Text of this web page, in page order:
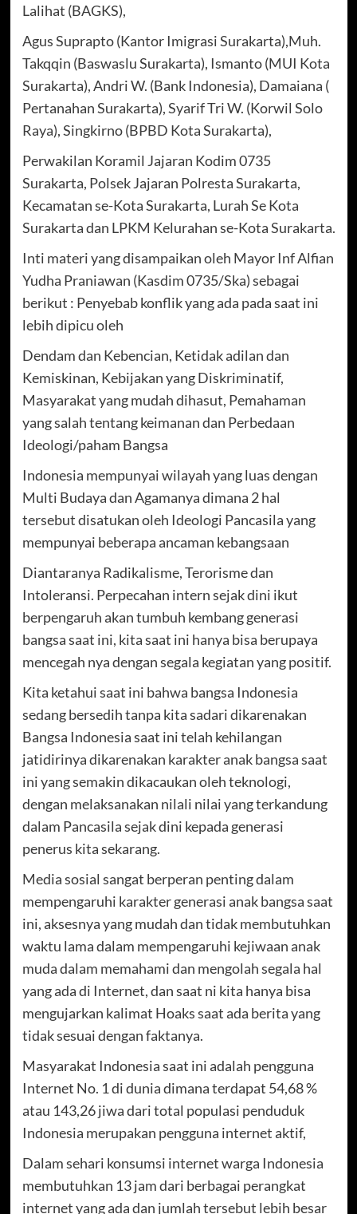
Lalihat (BAGKS),
Agus Suprapto (Kantor Imigrasi Surakarta),Muh.
Takqqin (Baswaslu Surakarta), Ismanto (MUI Kota
Surakarta), Andri W. (Bank Indonesia), Damaiana (
Pertanahan Surakarta), Syarif Tri W. (Korwil Solo
Raya), Singkirno (BPBD Kota Surakarta),
Perwakilan Koramil Jajaran Kodim 0735
Surakarta, Polsek Jajaran Polresta Surakarta,
Kecamatan se-Kota Surakarta, Lurah Se Kota
Surakarta dan LPKM Kelurahan se-Kota Surakarta.
Inti materi yang disampaikan oleh Mayor Inf Alfian
Yudha Praniawan (Kasdim 0735/Ska) sebagai
berikut : Penyebab konflik yang ada pada saat ini
lebih dipicu oleh
Dendam dan Kebencian, Ketidak adilan dan
Kemiskinan, Kebijakan yang Diskriminatif,
Masyarakat yang mudah dihasut, Pemahaman
yang salah tentang keimanan dan Perbedaan
Ideologi/paham Bangsa
Indonesia mempunyai wilayah yang luas dengan
Multi Budaya dan Agamanya dimana 2 hal
tersebut disatukan oleh Ideologi Pancasila yang
mempunyai beberapa ancaman kebangsaan
Diantaranya Radikalisme, Terorisme dan
Intoleransi. Perpecahan intern sejak dini ikut
berpengaruh akan tumbuh kembang generasi
bangsa saat ini, kita saat ini hanya bisa berupaya
mencegah nya dengan segala kegiatan yang positif.
Kita ketahui saat ini bahwa bangsa Indonesia
sedang bersedih tanpa kita sadari dikarenakan
Bangsa Indonesia saat ini telah kehilangan
jatidirinya dikarenakan karakter anak bangsa saat
ini yang semakin dikacaukan oleh teknologi,
dengan melaksanakan nilali nilai yang terkandung
dalam Pancasila sejak dini kepada generasi
penerus kita sekarang.
Media sosial sangat berperan penting dalam
mempengaruhi karakter generasi anak bangsa saat
ini, aksesnya yang mudah dan tidak membutuhkan
waktu lama dalam mempengaruhi kejiwaan anak
muda dalam memahami dan mengolah segala hal
yang ada di Internet, dan saat ni kita hanya bisa
mengujarkan kalimat Hoaks saat ada berita yang
tidak sesuai dengan faktanya.
Masyarakat Indonesia saat ini adalah pengguna
Internet No. 1 di dunia dimana terdapat 54,68 %
atau 143,26 jiwa dari total populasi penduduk
Indonesia merupakan pengguna internet aktif,
Dalam sehari konsumsi internet warga Indonesia
membutuhkan 13 jam dari berbagai perangkat
internet yang ada dan jumlah tersebut lebih besar